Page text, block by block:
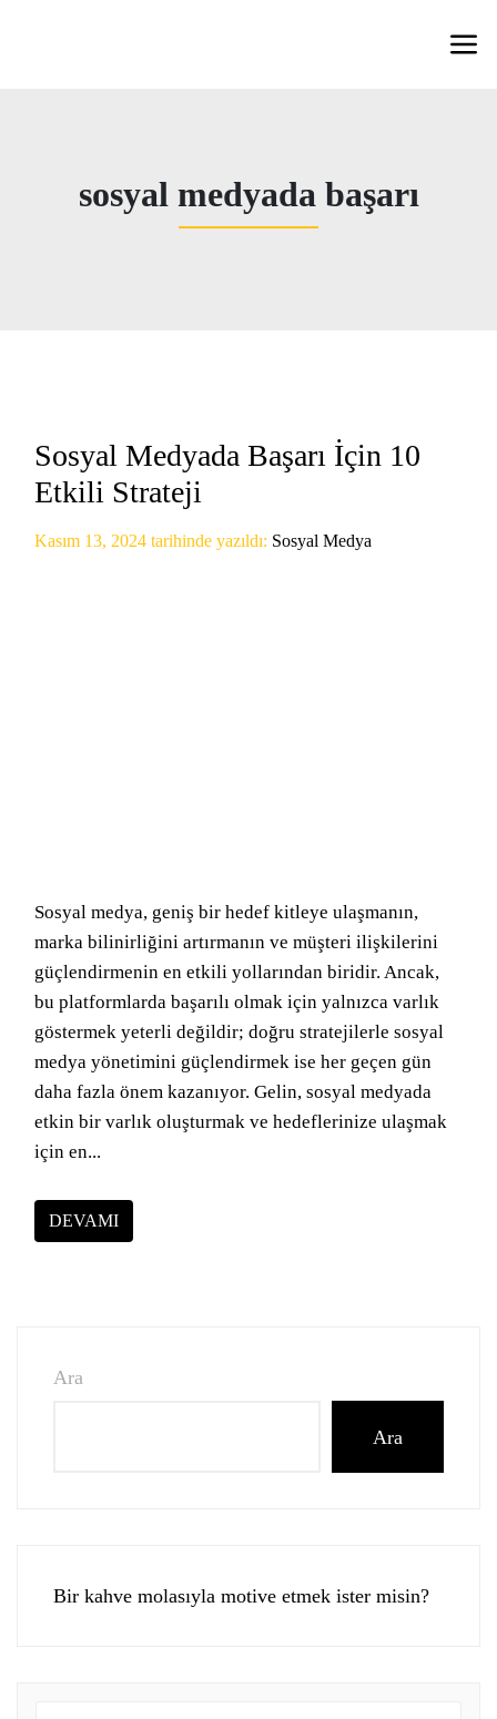
sosyal medyada başarı
Sosyal Medyada Başarı İçin 10
Etkili Strateji
Kasım 13, 2024 tarihinde yazıldı: Sosyal Medya
Sosyal medya, geniş bir hedef kitleye ulaşmanın,
marka bilinirliğini artırmanın ve müşteri ilişkilerini
güçlendirmenin en etkili yollarından biridir. Ancak,
bu platformlarda başarılı olmak için yalnızca varlık
göstermek yeterli değildir; doğru stratejilerle sosyal
medya yönetimini güçlendirmek ise her geçen gün
daha fazla önem kazanıyor. Gelin, sosyal medyada
etkin bir varlık oluşturmak ve hedeflerinize ulaşmak
için en...
DEVAMI
Ara
Ara
Bir kahve molasıyla motive etmek ister misin?